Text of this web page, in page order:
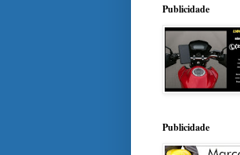
Publicidade
Publicidade